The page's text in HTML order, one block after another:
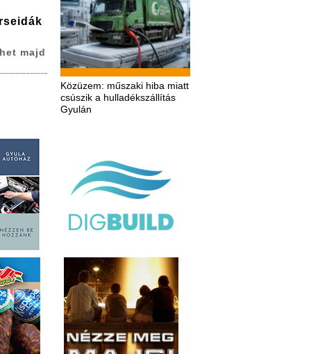
Közüzem: műszaki hiba miatt
csúszik a hulladékszállítás
Gyulán
majd